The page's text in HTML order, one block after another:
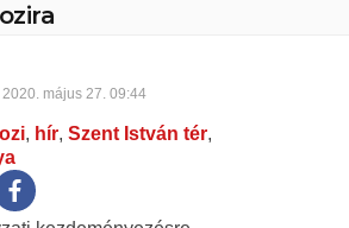
| 2020. május 27. 09:44
, hír, Szent István tér,